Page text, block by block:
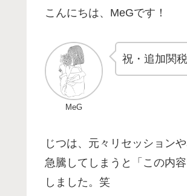
こんにちは、MeGです！
MeG
祝・追加関
じつは、元々リセッション
急騰してしまうと「この内
しました。笑